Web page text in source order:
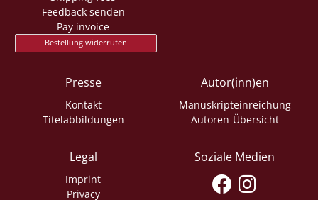
Feedback senden
Pay invoice
Bestellung widerrufen
Presse
Kontakt
Titelabbildungen
Autor(inn)en
Manuskripteinreichung
Autoren-Übersicht
Legal
Imprint
Privacy
Soziale Medien